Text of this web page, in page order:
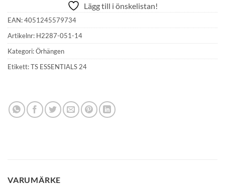
Lägg till i önskelistan!
EAN:4051245579734
Artikelnr: H2287-051-14
Kategori:Örhängen
Etikett:TS ESSENTIALS 24
VARUMÄRKEGLENSIA KUNDKLUBB